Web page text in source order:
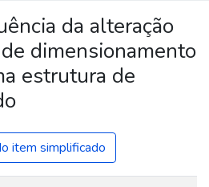
da alteração
dimensionamento
estrutura de
item simplificado